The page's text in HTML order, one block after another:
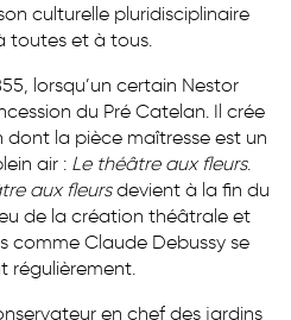
culturelle pluridisciplinaire
toutes et à tous.
lorsqu’un certain Nestor
du Pré Catelan. Il crée
la pièce maîtresse est un
air : Le théâtre aux fleurs.
aux fleursdevient à la fin du
de la création théâtrale et
comme Claude Debussy se
régulièrement.
en chef des jardins